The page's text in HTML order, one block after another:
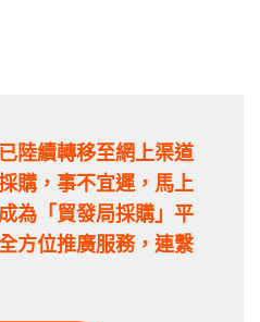
陸續轉移至網上渠道
購，事不宜遲，馬上
為「貿發局採購」平
方位推廣服務，連繫